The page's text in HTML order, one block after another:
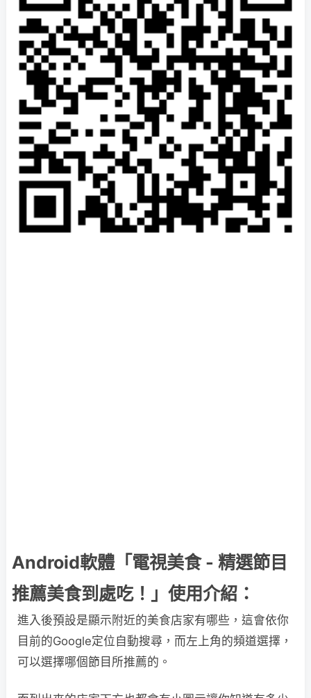
Android軟體「電視美食 - 精選節目
推薦美食到處吃！」使用介紹：
進入後預設是顯示附近的美食店家有哪些，這會依你
目前的Google定位自動搜尋，而左上角的頻道選擇，
可以選擇哪個節目所推薦的。